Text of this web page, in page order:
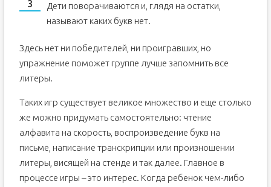
Дети поворачиваются и, глядя на остатки,
называют каких букв нет.
Здесь нет ни победителей, ни проигравших, но
упражнение поможет группе лучше запомнить все
литеры.
Таких игр существует великое множество и еще столько
же можно придумать самостоятельно: чтение
алфавита на скорость, воспроизведение букв на
письме, написание транскрипции или произношении
литеры, висящей на стенде и так далее. Главное в
процессе игры – это интерес. Когда ребенок чем-либо